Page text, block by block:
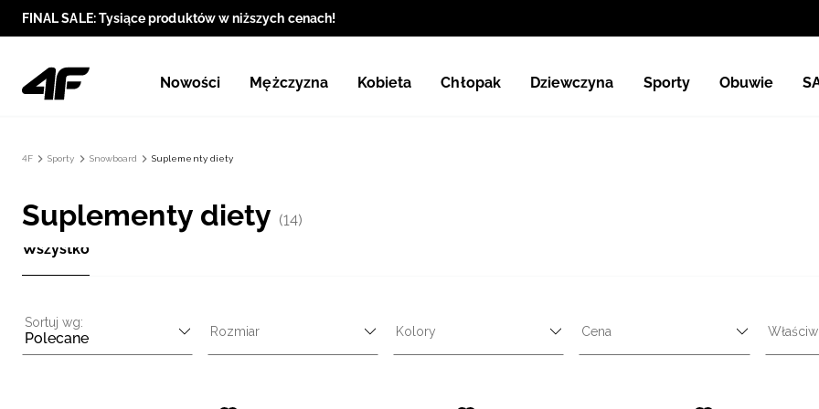
FINAL SALE: Tysiące produktów w niższych cenach!
Nowości Mężczyzna Kobieta Chłopak Dziewczyna Sporty Obuwie
4F Sporty Snowboard Suplementy diety
Suplementy diety (14)
Wszystko
Sortuj wg:
Polecane Rozmiar Kolory Cena